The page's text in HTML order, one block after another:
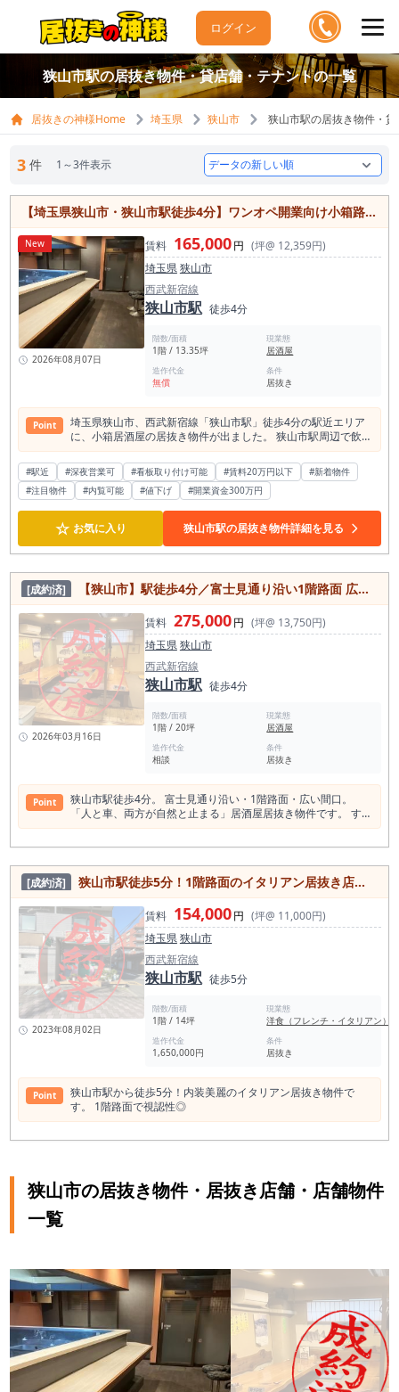
ログイン
狭山市駅の居抜き物件・貸店舗・テナントの一覧
居抜きの神様Home 埼玉県 狭山市 狭山市駅の居抜き物件・
3 件 1～3件表示
【埼玉県狭山市・狭山市駅徒歩4分】ワンオペ開業向け小箱路面居酒屋居抜き物件／造作代無償／約13.35坪
New
2026年08月07日
賃料 165,000円 (坪@ 12,359円)
埼玉県狭山市
西武新宿線
狭山市駅 徒歩4分
階数/面積
1階 / 13.35坪
現業態
居酒屋
造作代金
無償
条件
居抜き
Point
埼玉県狭山市、西武新宿線「狭山市駅」徒歩4分の駅近エリア
に、小箱居酒屋の居抜き物件が出ました。 狭山市駅周辺で飲食
店開業を検討されている方、埼玉県内で初期費用や人件費を抑
えた小規模開業を目指す方におすすめの物件です。 本物件は、
駅徒歩4分というアクセスの良さに加え、路面店舗として視認
性を確保しやすい点が魅力です。 狭山市駅は西武新宿線の主要
駅のひとつで、1日平均乗降人員は約36,729人。 通勤・通学利
用に加え、駅周辺には生活動線も形成されており、地域住民・
駅利用者の双方をターゲットにしやすい立地です。 半径500m
圏内には飲食店が102軒、そのうち居酒屋は25軒あります。 一
に賃料負担が重くなりすぎにくい点は、埼玉県で飲食店開業を
検討する方にとって大きな判断材料になります。 特に、個人開
業・夫婦経営・少人数運営を想定する方にとって、狭山市駅近
くの小箱居抜き物件は検討価値の高い選択肢です。 店内は小箱
の居酒屋居抜きで、ワンオペまたは少人数体制での運営を想定
しやすいサイズ感です。 大箱店舗のように多くのスタッフを抱
える必要がなく、固定費を抑えた営業計画を立てやすい点が魅
力です。 カウンター中心の居酒屋、小料理店、立ち寄りやすい
一品料理店、地域密着型の酒場など、店主の顔が見える業態と
の相性が良い物件です。 居抜き物件のため、既存内装・設備を
活用できる可能性があり、スケルトンからの出店と比較して初
期投資を抑えた開業を目指しやすい点もポイントです。 特に近
年は内装工事費・設備費・人件費が上昇しているため、すでに
飲食店としての形がある居抜き物件を選ぶことは、開業リスク
は、駅利用者だけでなく近隣住民の日常利用も見込めるエリア
です。 仕事帰りに軽く一杯、近隣の常連客を中心にした小規模
居酒屋、地域密着型の夜営業など、固定客を積み上げる営業ス
関係性を育てながら安定運営を目指したい方に適した立地で
す。 業態については、風俗系・カラオケ不可、臭いや煙の強い
業態は相談となりますが、営業時間の制限はありません。 居酒
屋をはじめ、小料理店、和食系酒場、家庭料理店、軽飲食を含
む地域密着型の飲食業態を検討されている方は、事前に条件を
ご確認のうえご相談ください。 埼玉県で飲食店開業を検討中の
方、狭山市で居抜き物件をお探しの方、低コストで始めやすい
小箱居酒屋を探している方には、非常に現実的な開業候補とな
る物件です。 狭山市駅徒歩4分の駅近立地で、ワンオペ・少人
数運営を想定しながら、自分のお店を持ちたい方はぜひ一度お
問い合わせください。
#駅近 #深夜営業可 #看板取り付け可能 #賃料20万円以下
#新着物件
#注目物件
#内覧可能 #値下げ #開業資金300万円
☆ お気に入り 狭山市駅の居抜き物件詳細を見る
[成約済] 【狭山市】駅徒歩4分／富士見通り沿い1階路面 広い間口で人も車も止まる｜即営業可・居酒屋居抜き 約20坪
2026年03月16日
賃料 275,000円 (坪@ 13,750円)
埼玉県狭山市
西武新宿線
狭山市駅 徒歩4分
階数/面積
1階 / 20坪
現業態
居酒屋
造作代金
相談
条件
居抜き
Point
狭山市駅徒歩4分。 富士見通り沿い・1階路面・広い間口。
「人と車、両方が自然と止まる」居酒屋居抜き物件です。 すで
に居酒屋経験があり、 「次は立地で勝ちたい」と考えている方
車通りともに多く、信号待ち・渋滞で自然と視線が集まる通
り。 「店の存在を見せて集客できる」狭山市内でも希少なポジ
ションです。 約20坪の店内は、 カウンター・小上がりを備え
た炉端焼き居酒屋の居抜き。 厨房・客席レイアウトが整ってお
り、 居酒屋業態であれば即営業も現実的な状態です。 狭山市
は観光地ではありません。 だからこそこのエリアでは、 駅利
用者の帰宅動線、近隣住宅エリアの常連客、 さらに周辺ゴルフ
場利用後の飲み需要。 こうした日常利用を積み上げる居酒屋
が、実際に強く残っています。 狭山市駅周辺で 駅近 路面 視認
性が高い 20坪前後 居酒屋居抜き この条件が揃う物件は多くあ
りません。 図面や写真だけでは、 間口の広さ・通りからの見
え方・店内の収まりは判断できません。 合うかどうかは、現地
で一瞬で決まります。 狭山市で居抜き物件をお探しの方、 居
酒屋開業・業態転換を検討中の方は、 まずは一度、内見でご確
見え方・店内の収まりは判断できません。 合う・合わないは、
現地で一瞬で決まります。 狭山市で居抜き物件をお探しの方、
居酒屋開業・業態転換を検討中の方は、 まずは一度、内見でご
確認ください。
[成約済] 狭山市駅徒歩5分！1階路面のイタリアン居抜き店舗物件
2023年08月02日
賃料 154,000円 (坪@ 11,000円)
埼玉県狭山市
西武新宿線
狭山市駅 徒歩5分
階数/面積
1階 / 14坪
現業態
洋食（フレンチ・イタリアン）
造作代金
1,650,000円
条件
居抜き
Point
狭山市駅から徒歩5分！内装美麗のイタリアン居抜き物件で
す。 1階路面で視認性◎
狭山市の居抜き物件・居抜き店舗・店舗物件
一覧